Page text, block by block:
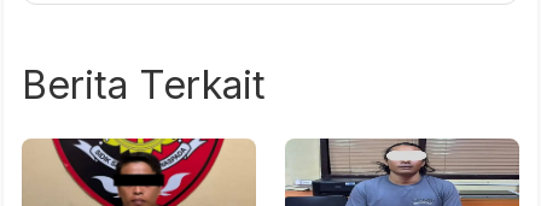
Berita Terkait